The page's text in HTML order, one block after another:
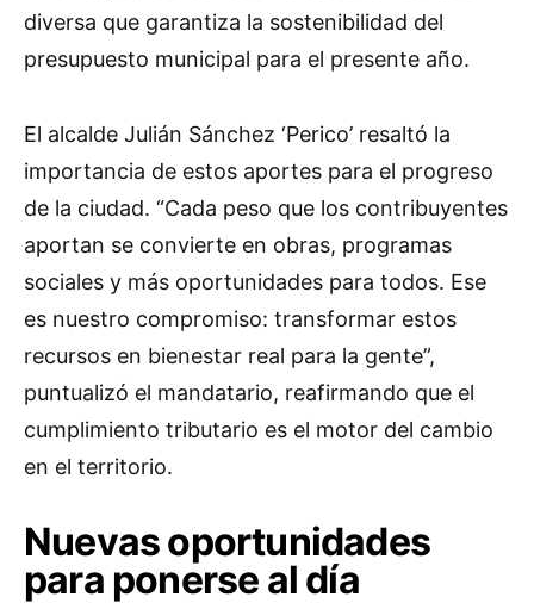
diversa que garantiza la sostenibilidad del
presupuesto municipal para el presente año.
El alcalde Julián Sánchez ‘Perico’ resaltó la
importancia de estos aportes para el progreso
de la ciudad. “Cada peso que los contribuyentes
aportan se convierte en obras, programas
sociales y más oportunidades para todos. Ese
es nuestro compromiso: transformar estos
recursos en bienestar real para la gente”,
puntualizó el mandatario, reafirmando que el
cumplimiento tributario es el motor del cambio
en el territorio.
Nuevas oportunidades
para ponerse al día